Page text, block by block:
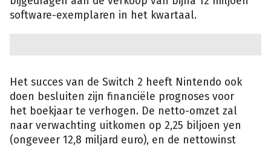
software-exemplaren in het kwartaal.
Het succes van de Switch 2 heeft Nintendo ook
doen besluiten zijn financiële prognoses voor
het boekjaar te verhogen. De netto-omzet zal
naar verwachting uitkomen op 2,25 biljoen yen
(ongeveer 12,8 miljard euro), en de nettowinst